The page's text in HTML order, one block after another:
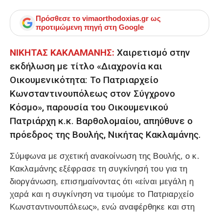
Πρόσθεσε το vimaorthodoxias.gr ως
προτιμώμενη πηγή στη Google
ΝΙΚΗΤΑΣ ΚΑΚΛΑΜΑΝΗΣ: Χαιρετισμό στην
εκδήλωση με τίτλο «Διαχρονία και
Οικουμενικότητα: Το Πατριαρχείο
Κωνσταντινουπόλεως στον Σύγχρονο
Κόσμο», παρουσία του Οικουμενικού
Πατριάρχη κ.κ. Βαρθολομαίου, απηύθυνε ο
πρόεδρος της Βουλής, Νικήτας Κακλαμάνης.
Σύμφωνα με σχετική ανακοίνωση της Βουλής, ο κ.
Κακλαμάνης εξέφρασε τη συγκίνησή του για τη
διοργάνωση, επισημαίνοντας ότι «είναι μεγάλη η
χαρά και η συγκίνηση να τιμούμε το Πατριαρχείο
Κωνσταντινουπόλεως», ενώ αναφέρθηκε και στη